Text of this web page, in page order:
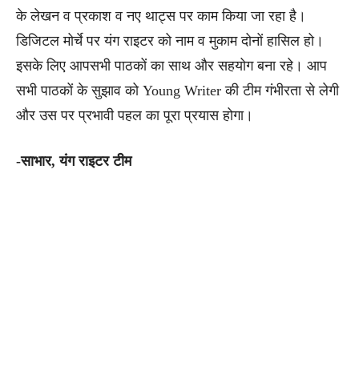
के लेखन व प्रकाश व नए थाट्स पर काम किया जा रहा है।
डिजिटल मोर्चे पर यंग राइटर को नाम व मुकाम दोनों हासिल हो।
इसके लिए आपसभी पाठकों का साथ और सहयोग बना रहे। आप
सभी पाठकों के सुझाव को Young Writer की टीम गंभीरता से लेगी
और उस पर प्रभावी पहल का पूरा प्रयास होगा।
-साभार, यंग राइटर टीम